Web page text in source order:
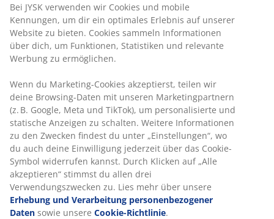
Produkteigenschaften
Bewertungen
(7)
Lieferung
Bei JYSK verwenden wir Cookies und mobile
Kennungen, um dir ein optimales Erlebnis auf unserer
Website zu bieten. Cookies sammeln Informationen
über dich, um Funktionen, Statistiken und relevante
Werbung zu ermöglichen.
Wenn du Marketing-Cookies akzeptierst, teilen wir
deine Browsing-Daten mit unseren Marketingpartnern
(z. B. Google, Meta und TikTok), um personalisierte und
statische Anzeigen zu schalten. Weitere Informationen
zu den Zwecken findest du unter „Einstellungen“, wo
du auch deine Einwilligung jederzeit über das Cookie-
Symbol widerrufen kannst. Durch Klicken auf „Alle
akzeptieren“ stimmst du allen drei
Verwendungszwecken zu. Lies mehr über unsere
Erhebung und Verarbeitung personenbezogener
Daten sowie unsere Cookie-Richtlinie.